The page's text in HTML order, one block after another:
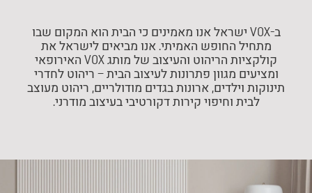
ב-VOX ישראל אנו מאמינים כי הבית הוא המקום שבו
מתחיל החופש האמיתי. אנו מביאים לישראל את
קולקציות הריהוט והעיצוב של מותג VOX האירופאי
ומציעים מגוון פתרונות לעיצוב הבית – ריהוט לחדרי
תינוקות וילדים, ארונות בגדים מודולריים, ריהוט מעוצב
לבית וחיפוי קירות דקורטיבי בעיצוב מודרני.